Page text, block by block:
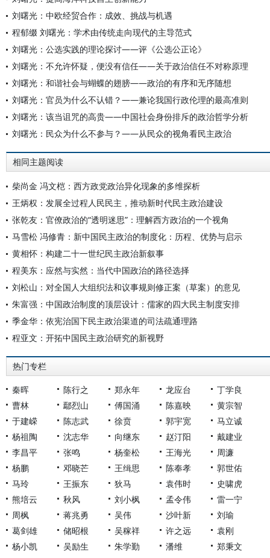
刘曙光：中欧经贸合作：成效、挑战与机遇
程郁缀 刘曙光：学术由传统走向现代的主导范式
刘曙光：公选实践的理论探讨——评《公选公正论》
刘曙光：不允许怀疑，便没有信任——关于政治信任不对称原理
刘曙光：和谐社会与蝴蝶的翅膀——政治的有序和无序随想
刘曙光：官员为什么不认错？——兼论我国行政伦理的最高准则
刘曙光：该当诅咒的高贵——中国社会身份排斥的政治哲学分析
刘曙光：民众为什么不参与？——从民众的视角看民主政治
相同主题阅读
柴尚金 冯文桤：西方政党政治异化现象的多维探析
王炳权：发展全过程人民民主，推动新时代民主政治建设
张乾友：官僚政治的“透明迷思”：理解西方政治的一个视角
马雪松 冯修青：新中国民主政治的制度化：历程、优势与启示
黄相怀：构建二十一世纪民主政治新叙事
程美东：应然与实然：当代中国政治的路径选择
刘松山：对全国人大组织法和议事规则修正案（草案）的意见
朱富强：中国政治制度的顶层设计：儒家的四大民主制度安排
季金华：依宪治国下民主政治渠道的司法疏通理路
程亚文：开拓中国民主政治研究的新视野
热门专栏
秦晖 陈行之 郑永年 龙应台
丁学良
曹林
鄢烈山 傅国涌 陈嘉映
黄宗智
于建嵘
陈志武 徐贲 郭宇宽
马立诚
杨祖陶
沈志华 向继东 赵汀阳
戴建业
李昌平
张鸣 杨奎松 王海光
周濂
杨鹏
邓晓芒 王缉思 陈奉孝
郭世佑
马玲
王振东 狄马 袁伟时
史啸虎
熊培云
秋风 刘小枫 孟令伟
雷一宁
周枫
蒋兆勇 吴伟 沙叶新
刘瑜
葛剑雄
储昭根 吴稼祥 许之远
袁刚
杨小凯
吴励生 朱学勤 潘维
郑秉文